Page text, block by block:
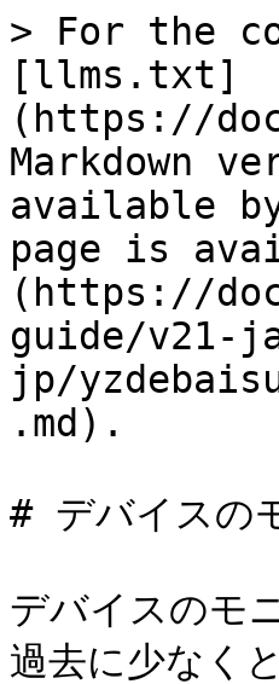
> For the
[llms.txt]
(https://
Markdown
available
page is
(https://
guide/v21-
jp/
.md).
# デバイスの
デバイスのモ
過去に少なく